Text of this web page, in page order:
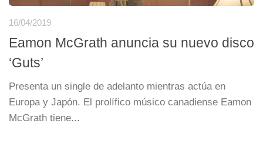
16/04/2019
Eamon McGrath anuncia su nuevo disco
‘Guts’
Presenta un single de adelanto mientras actúa en
Europa y Japón. El prolífico músico canadiense Eamon
McGrath tiene...